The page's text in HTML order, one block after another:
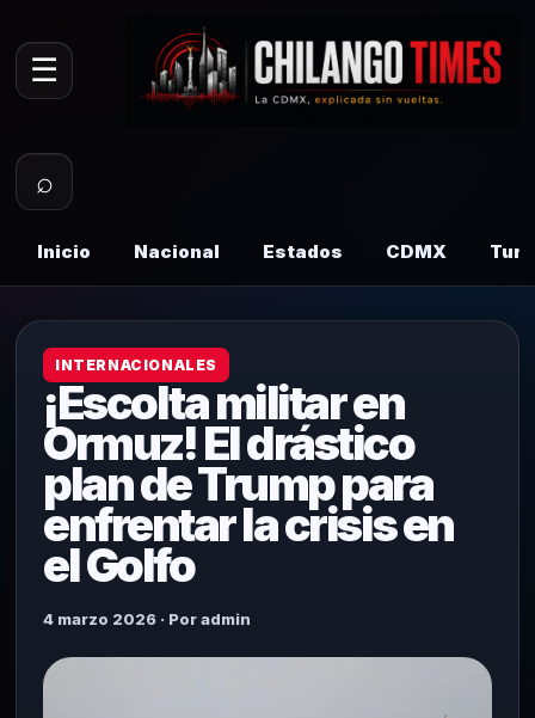
☰
⌕
Inicio Nacional Estados CDMX
INTERNACIONALES
¡Escolta militar en
Ormuz! El drástico
plan de Trump para
enfrentar la crisis en
el Golfo
4 marzo 2026 · Por admin